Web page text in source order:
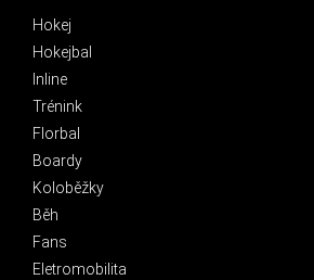
Hokej
Hokejbal
Inline
Trénink
Florbal
Boardy
Koloběžky
Běh
Fans
Eletromobilita